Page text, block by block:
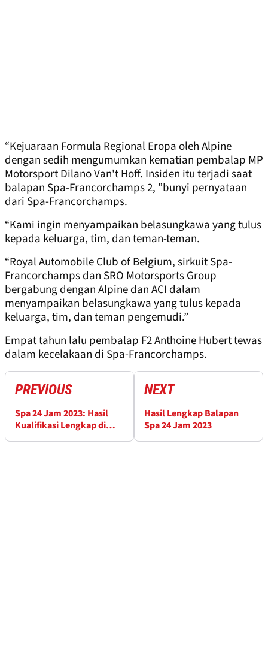
“Kejuaraan Formula Regional Eropa oleh Alpine
dengan sedih mengumumkan kematian pembalap MP
Motorsport Dilano Van't Hoff. Insiden itu terjadi saat
balapan Spa-Francorchamps 2, ”bunyi pernyataan
dari Spa-Francorchamps.
“Kami ingin menyampaikan belasungkawa yang tulus
kepada keluarga, tim, dan teman-teman.
“Royal Automobile Club of Belgium, sirkuit Spa-
Francorchamps dan SRO Motorsports Group
bergabung dengan Alpine dan ACI dalam
menyampaikan belasungkawa yang tulus kepada
keluarga, tim, dan teman pengemudi.”
Empat tahun lalu pembalap F2 Anthoine Hubert tewas
dalam kecelakaan di Spa-Francorchamps.
PREVIOUS
Spa 24 Jam 2023: Hasil
Kualifikasi Lengkap di
NEXT
Hasil Lengkap Balapan
Spa 24 Jam 2023